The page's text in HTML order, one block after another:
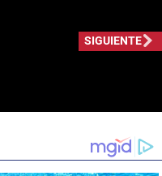
SIGUIENTE